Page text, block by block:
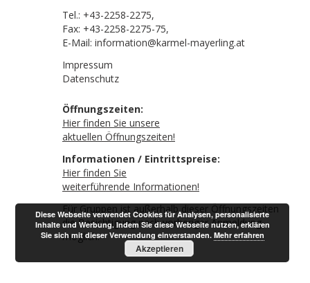
Tel.: +43-2258-2275,
Fax: +43-2258-2275-75,
E-Mail: information@karmel-mayerling.at
Impressum
Datenschutz
Öffnungszeiten:
Hier finden Sie unsere
aktuellen Öffnungszeiten!
Informationen / Eintrittspreise:
Hier finden Sie
weiterführende Informationen!
Für Gruppen ist außerhalb dieser Öffnungszeiten
die Besichtigung nach vorheriger Anmeldung
möglich.
Diese Webseite verwendet Cookies für Analysen, personalisierte
Inhalte und Werbung. Indem Sie diese Webseite nutzen, erklären
Sie sich mit dieser Verwendung einverstanden. Mehr erfahren
Akzeptieren